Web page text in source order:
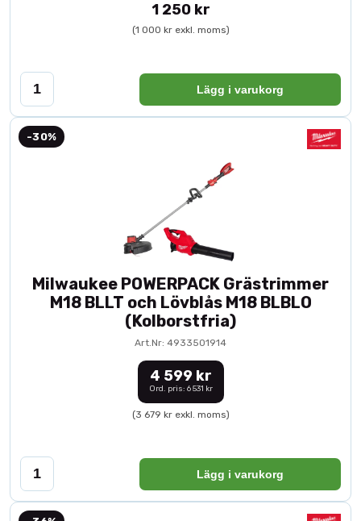
1 250 kr
(1 000 kr exkl. moms)
Lägg i varukorg
-30%
Milwaukee POWERPACK Grästrimmer
M18 BLLT och Lövblås M18 BLBLO
(Kolborstfria)
Art.Nr: 4933501914
4 599 kr
Ord. pris: 6 531 kr
(3 679 kr exkl. moms)
Lägg i varukorg